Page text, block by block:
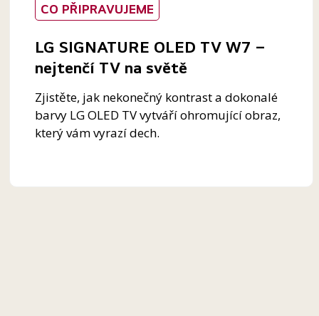
CO PŘIPRAVUJEME
LG SIGNATURE OLED TV W7 –
nejtenčí TV na světě
Zjistěte, jak nekonečný kontrast a dokonalé
barvy LG OLED TV vytváří ohromující obraz,
který vám vyrazí dech.